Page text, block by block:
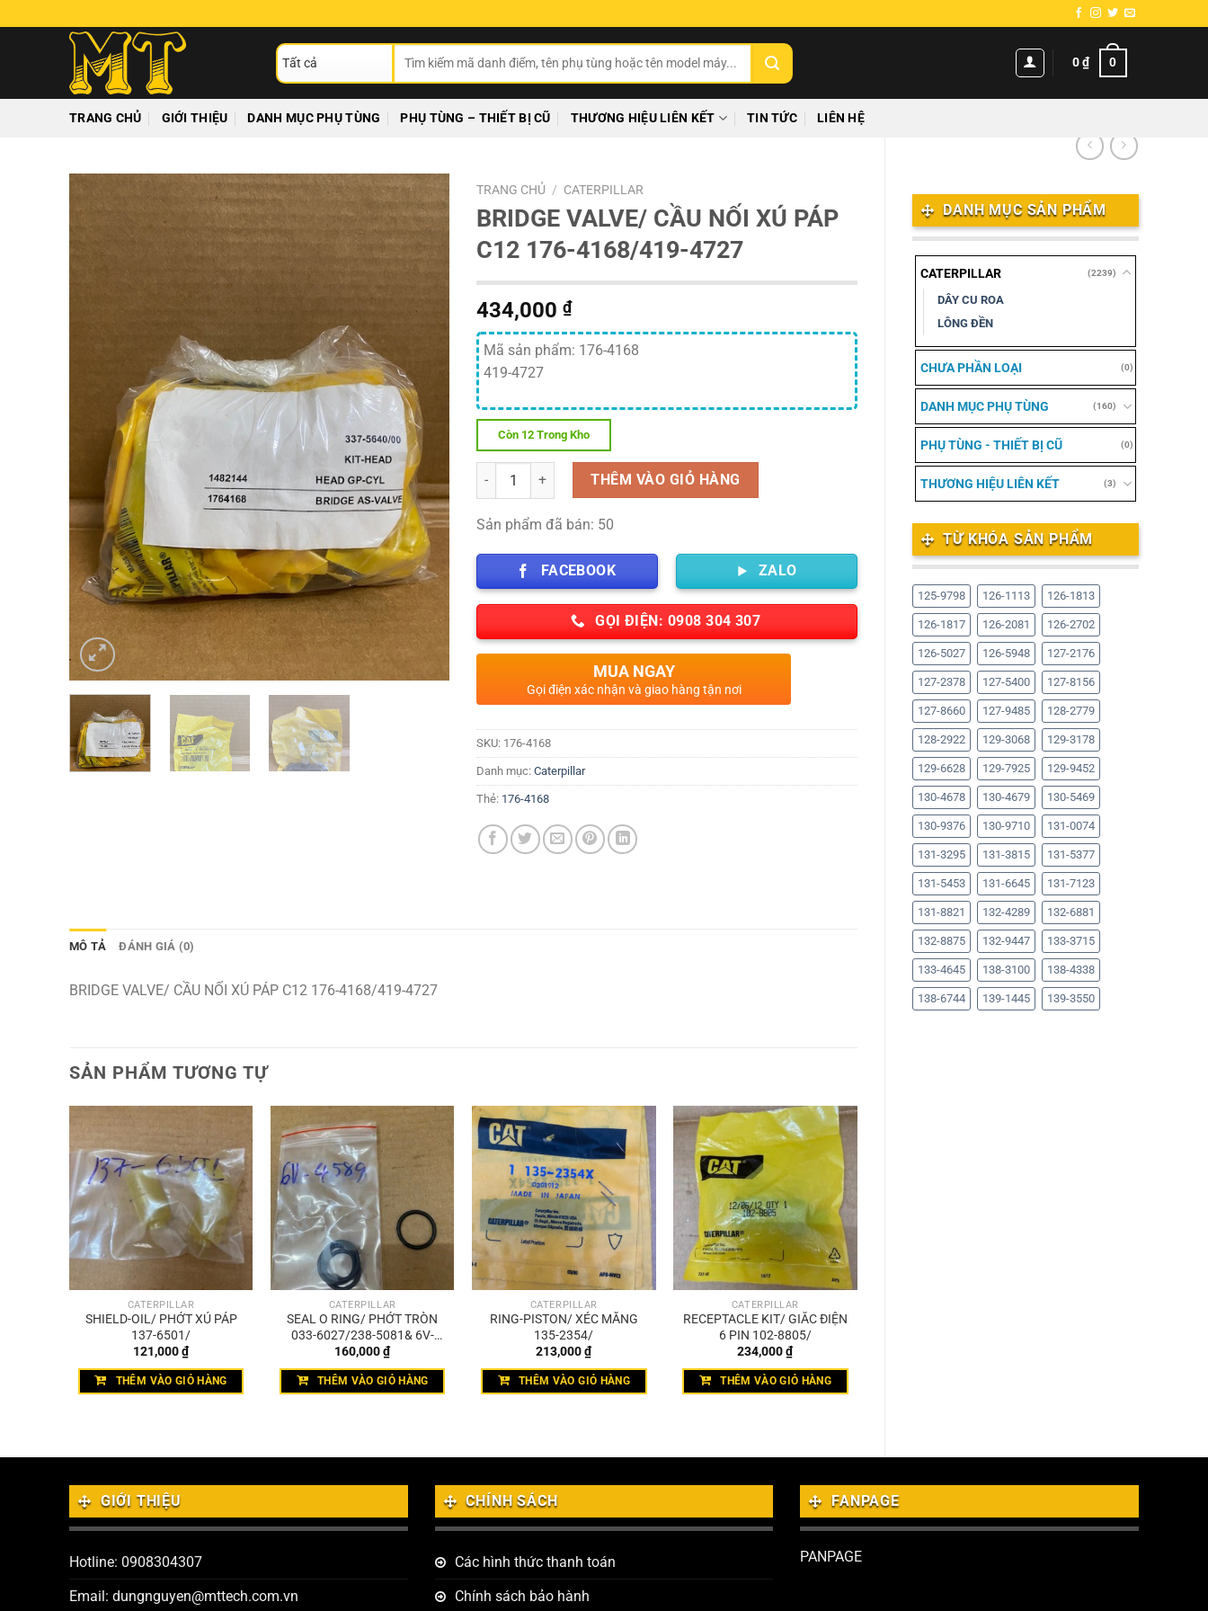
đến
kiếm:
0₫ 0
TRANG CHỦ GIỚI THIỆU DANH MỤC PHỤ TÙNG PHỤ TÙNG – THIẾT BỊ CŨ THƯƠNG HIỆU LIÊN KẾT TIN TỨC LIÊN HỆ
DANH MỤC SẢN PHẨM
CATERPILLAR (2239)
DÂY CU ROA
LÔNG ĐỀN
CHƯA PHẦN LOẠI (0)
DANH MỤC PHỤ TÙNG (160)
PHỤ TÙNG - THIẾT BỊ CŨ (0)
THƯƠNG HIỆU LIÊN KẾT (3)
TỪ KHÓA SẢN PHẨM
125-9798 126-1113 126-1813
126-1817 126-2081 126-2702
126-5027 126-5948 127-2176
127-2378 127-5400 127-8156
127-8660 127-9485 128-2779
128-2922 129-3068 129-3178
129-6628 129-7925 129-9452
130-4678 130-4679 130-5469
130-9376 130-9710 131-0074
131-3295 131-3815 131-5377
131-5453 131-6645 131-7123
131-8821 132-4289 132-6881
132-8875 132-9447 133-3715
133-4645 138-3100 138-4338
138-6744 139-1445 139-3550
TRANG CHỦ / CATERPILLAR
BRIDGE VALVE/ CẦU NỐI XÚ PÁP
C12 176-4168/419-4727
434,000₫
Mã sản phẩm: 176-4168
419-4727
Còn 12 Trong Kho
Số lượng THÊM VÀO GIỎ HÀNG
Sản phẩm đã bán: 50
FACEBOOK ZALO
GỌI ĐIỆN: 0908 304 307
MUA NGAY
Gọi điện xác nhận và giao hàng tận nơi
SKU: 176-4168
Danh mục:Caterpillar
Thẻ: 176-4168
MÔ TẢ ĐÁNH GIÁ (0)
BRIDGE VALVE/ CẦU NỐI XÚ PÁP C12 176-4168/419-4727
SẢN PHẨM TƯƠNG TỰ
CATERPILLAR
SHIELD-OIL/ PHỚT XÚ PÁP
137-6501/
121,000₫
THÊM VÀO GIỎ HÀNG
CATERPILLAR
SEAL O RING/ PHỚT TRÒN
033-6027/238-5081& 6V-
4589
160,000₫
THÊM VÀO GIỎ HÀNG
CATERPILLAR
RING-PISTON/ XÉC MĂNG
135-2354/
213,000₫
THÊM VÀO GIỎ HÀNG
CATERPILLAR
RECEPTACLE KIT/ GIẮC ĐIỆN
6 PIN 102-8805/
234,000₫
THÊM VÀO GIỎ HÀNG
GIỚI THIỆU
Hotline: 0908304307
Email: dungnguyen@mttech.com.vn
CHÍNH SÁCH
Các hình thức thanh toán
Chính sách bảo hành
FANPAGE
PANPAGE